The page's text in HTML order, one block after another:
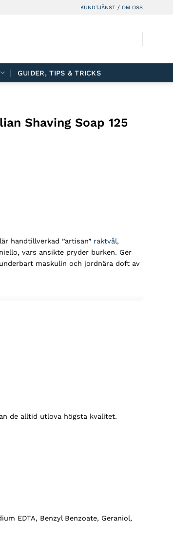
KUNDTJÄNST / OM OSS
GUIDER, TIPS & TRICKS
Shaving Soap 125
handtillverkad ”artisan” raktvål,
vars ansikte pryder burken. Ger
maskulin och jordnära doft av
de alltid utlova högsta kvalitet.
EDTA, Benzyl Benzoate, Geraniol,